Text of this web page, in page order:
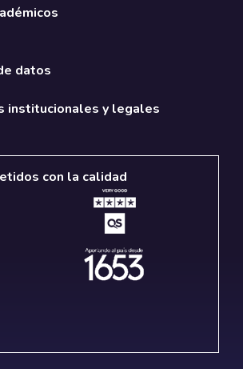
datos
institucionales y legales
con la calidad